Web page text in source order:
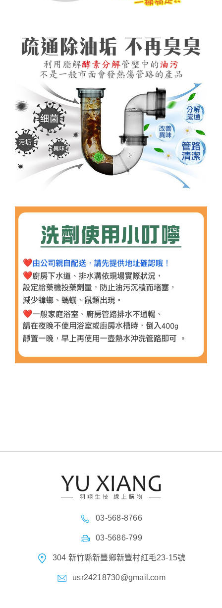
03-568-8766
03-5686-799
304 新竹縣新豐鄉新豐村紅毛23-15號
usr24218730@gmail.com